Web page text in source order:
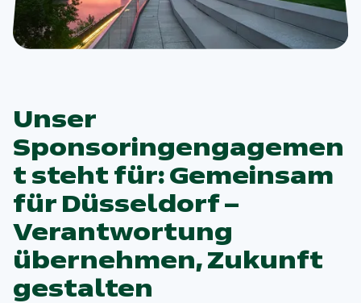
Unser
Sponsoringengagemen
t steht für: Gemeinsam
für Düsseldorf –
Verantwortung
übernehmen, Zukunft
gestalten